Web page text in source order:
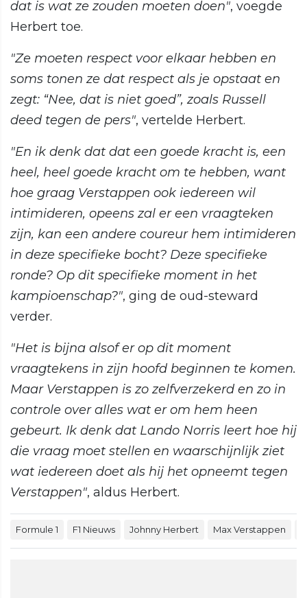
dat is wat ze zouden moeten doen", voegde
Herbert toe.
"Ze moeten respect voor elkaar hebben en
soms tonen ze dat respect als je opstaat en
zegt: “Nee, dat is niet goed”, zoals Russell
deed tegen de pers", vertelde Herbert.
"En ik denk dat dat een goede kracht is, een
heel, heel goede kracht om te hebben, want
hoe graag Verstappen ook iedereen wil
intimideren, opeens zal er een vraagteken
zijn, kan een andere coureur hem intimideren
in deze specifieke bocht? Deze specifieke
ronde? Op dit specifieke moment in het
kampioenschap?", ging de oud-steward
verder.
"Het is bijna alsof er op dit moment
vraagtekens in zijn hoofd beginnen te komen.
Maar Verstappen is zo zelfverzekerd en zo in
controle over alles wat er om hem heen
gebeurt. Ik denk dat Lando Norris leert hoe hij
die vraag moet stellen en waarschijnlijk ziet
wat iedereen doet als hij het opneemt tegen
Verstappen", aldus Herbert.
Formule 1 F1 Nieuws Johnny Herbert Max Verstappen